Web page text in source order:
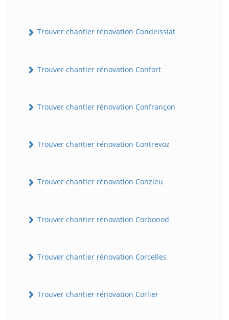
Trouver chantier rénovation Condeissiat
Trouver chantier rénovation Confort
Trouver chantier rénovation Confrançon
Trouver chantier rénovation Contrevoz
Trouver chantier rénovation Conzieu
Trouver chantier rénovation Corbonod
Trouver chantier rénovation Corcelles
Trouver chantier rénovation Corlier
B Assistant en ligne